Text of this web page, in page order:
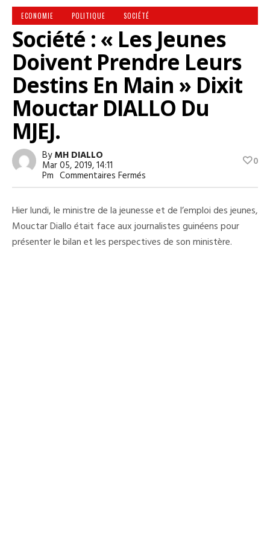
ECONOMIE POLITIQUE SOCIÉTÉ
Société : « Les Jeunes
Doivent Prendre Leurs
Destins En Main » Dixit
Mouctar DIALLO Du
MJEJ.
ByMH DIALLO
Mar 05, 2019, 14:11
Pm Commentaires Fermés
Société
Les
Jeunes
Doivent
Prendre
0
Hier lundi, le ministre de la jeunesse et de l’emploi des jeunes,
Mouctar Diallo était face aux journalistes guinéens pour
présenter le bilan et les perspectives de son ministère.